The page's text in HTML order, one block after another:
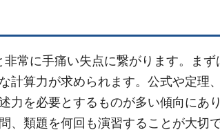
常に手痛い失点に繋がります。ま
算力が求められます。公式や定理
力を必要とするものが多い傾向にあ
類題を何回も演習することが大切で